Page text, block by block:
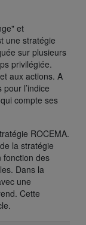
et
une stratégie
sur plusieurs
privilégiée.
aux actions. A
l’indice
compte ses
ROCEMA.
la stratégie
fonction des
Dans la
une
Cette